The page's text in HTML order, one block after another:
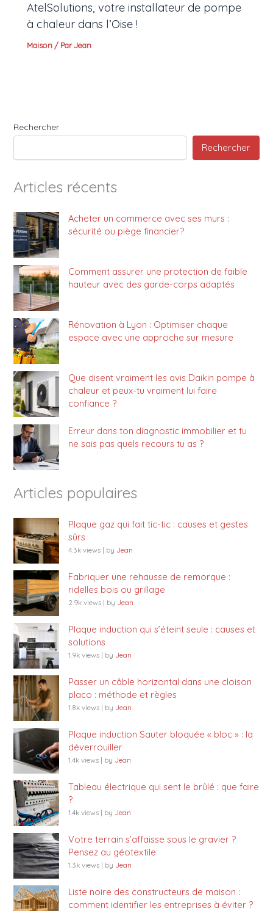
AtelSolutions, votre installateur de pompe
à chaleur dans l’Oise !
Maison / ParJean
Rechercher
Rechercher
Articles récents
Acheter un commerce avec ses murs :
sécurité ou piège financier?
Comment assurer une protection de faible
hauteur avec des garde-corps adaptés
Rénovation à Lyon : Optimiser chaque
espace avec une approche sur mesure
Que disent vraiment les avis Daikin pompe à
chaleur et peux-tu vraiment lui faire
confiance ?
Erreur dans ton diagnostic immobilier et tu
ne sais pas quels recours tu as ?
Articles populaires
Plaque gaz qui fait tic-tic : causes et gestes
sûrs
4.3k views | by Jean
Fabriquer une rehausse de remorque :
ridelles bois ou grillage
2.9k views | by Jean
Plaque induction qui s’éteint seule : causes et
solutions
1.9k views | by Jean
Passer un câble horizontal dans une cloison
placo : méthode et règles
1.8k views | by Jean
Plaque induction Sauter bloquée « bloc » : la
déverrouiller
1.4k views | by Jean
Tableau électrique qui sent le brûlé : que faire
?
1.4k views | by Jean
Votre terrain s’affaisse sous le gravier ?
Pensez au géotextile
1.3k views | by Jean
Liste noire des constructeurs de maison :
comment identifier les entreprises à éviter ?